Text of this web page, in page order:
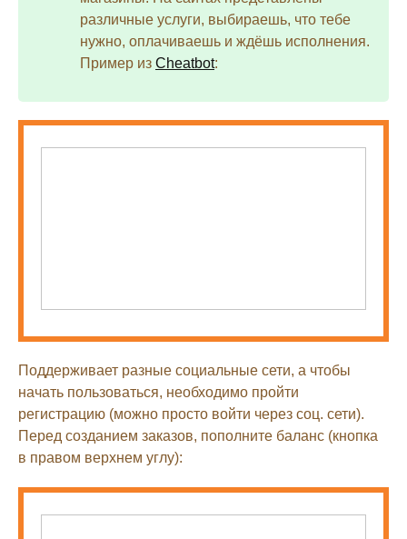
различные услуги, выбираешь, что тебе
нужно, оплачиваешь и ждёшь исполнения.
Пример из Cheatbot:
Поддерживает разные социальные сети, а чтобы
начать пользоваться, необходимо пройти
регистрацию (можно просто войти через соц. сети).
Перед созданием заказов, пополните баланс (кнопка
в правом верхнем углу):